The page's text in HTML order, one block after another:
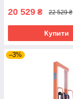
20 529 ₴ 22 529 ₴
Купити
–3%